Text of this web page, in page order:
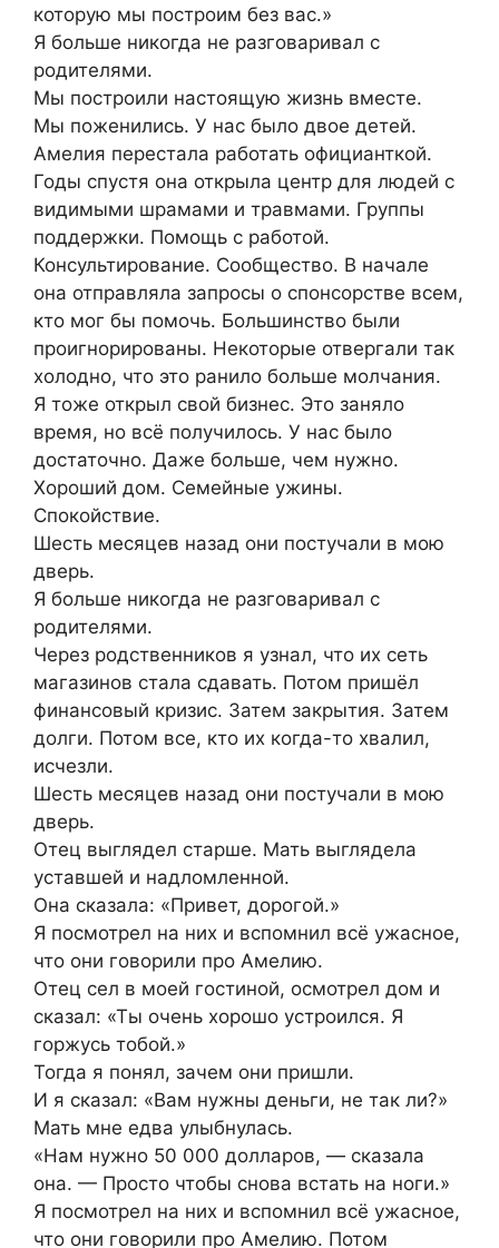
которую мы построим без вас.»
Я больше никогда не разговаривал с
родителями.
Мы построили настоящую жизнь вместе.
Мы поженились. У нас было двое детей.
Амелия перестала работать официанткой.
Годы спустя она открыла центр для людей с
видимыми шрамами и травмами. Группы
поддержки. Помощь с работой.
Консультирование. Сообщество. В начале
она отправляла запросы о спонсорстве всем,
кто мог бы помочь. Большинство были
проигнорированы. Некоторые отвергали так
холодно, что это ранило больше молчания.
Я тоже открыл свой бизнес. Это заняло
время, но всё получилось. У нас было
достаточно. Даже больше, чем нужно.
Хороший дом. Семейные ужины.
Спокойствие.
Шесть месяцев назад они постучали в мою
дверь.
Я больше никогда не разговаривал с
родителями.
Через родственников я узнал, что их сеть
магазинов стала сдавать. Потом пришёл
финансовый кризис. Затем закрытия. Затем
долги. Потом все, кто их когда-то хвалил,
исчезли.
Шесть месяцев назад они постучали в мою
дверь.
Отец выглядел старше. Мать выглядела
уставшей и надломленной.
Она сказала: «Привет, дорогой.»
Я посмотрел на них и вспомнил всё ужасное,
что они говорили про Амелию.
Отец сел в моей гостиной, осмотрел дом и
сказал: «Ты очень хорошо устроился. Я
горжусь тобой.»
Тогда я понял, зачем они пришли.
И я сказал: «Вам нужны деньги, не так ли?»
Мать мне едва улыбнулась.
«Нам нужно 50 000 долларов, — сказала
она. — Просто чтобы снова встать на ноги.»
Я посмотрел на них и вспомнил всё ужасное,
что они говорили про Амелию. Потом